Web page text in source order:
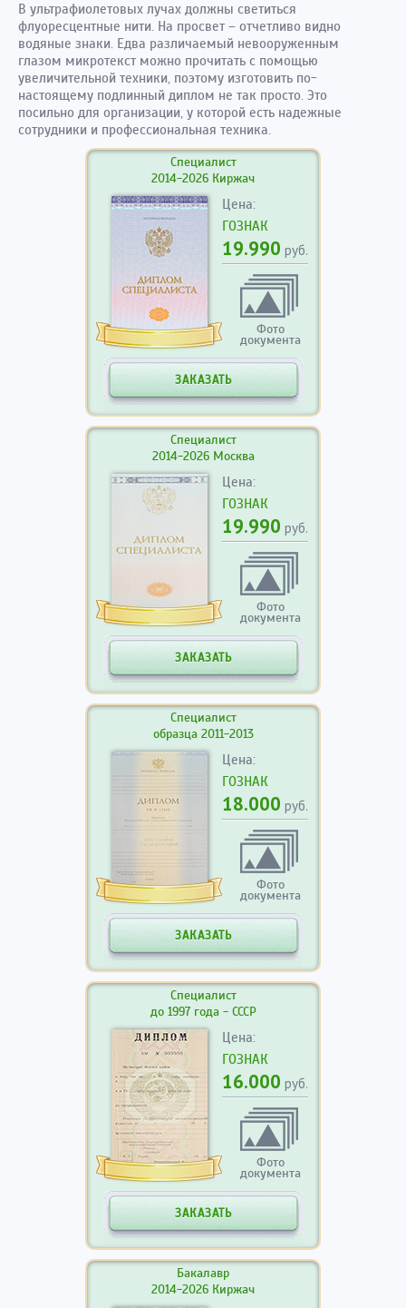
В ультрафиолетовых лучах должны светиться
флуоресцентные нити. На просвет – отчетливо видно
водяные знаки. Едва различаемый невооруженным
глазом микротекст можно прочитать с помощью
увеличительной техники, поэтому изготовить по-
настоящему подлинный диплом не так просто. Это
посильно для организации, у которой есть надежные
сотрудники и профессиональная техника.
Специалист
2014-2026 Киржач
Цена:
ГОЗНАК
19.990 руб.
Фото
документа
ЗАКАЗАТЬ
Специалист
2014-2026 Москва
Цена:
ГОЗНАК
19.990 руб.
Фото
документа
ЗАКАЗАТЬ
Специалист
образца 2011-2013
Цена:
ГОЗНАК
18.000 руб.
Фото
документа
ЗАКАЗАТЬ
Специалист
до 1997 года - СССР
Цена:
ГОЗНАК
16.000 руб.
Фото
документа
ЗАКАЗАТЬ
Бакалавр
2014-2026 Киржач